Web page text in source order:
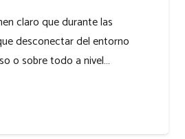
claro que durante las
desconectar del entorno
o sobre todo a nivel…